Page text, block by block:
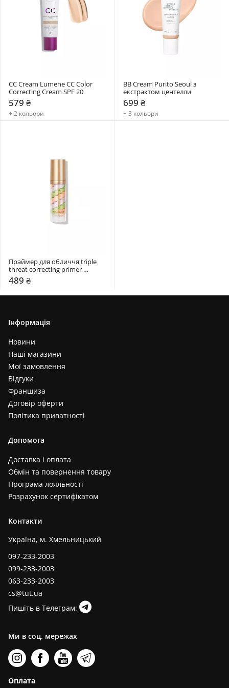
СС Cream Lumene CC Color
Correcting Cream SPF 20
579 ₴
+ 2 кольори
BB Cream Purito Seoul з
екстрактом центелли
699 ₴
+ 3 кольори
Праймер для обличчя triple
threat correcting primer
Sheglam
489 ₴
Інформація
Новини
Наші магазини
Мої замовлення
Відгуки
Франшиза
Договір оферти
Політика приватності
Допомога
Доставка і оплата
Обмін та повернення товару
Програма лояльності
Розрахунок сертифікатом
Контакти
Україна, м. Хмельницький
097-233-2003
099-233-2003
063-233-2003
cs@tut.ua
Пишіть в Телеграм:
Ми в соц. мережах
Оплата